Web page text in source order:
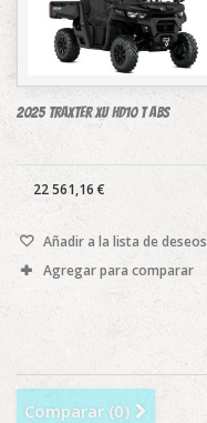
2025 Traxter XU HD10 T ABS
22 561,16 €
Añadir a la lista de deseos
Agregar para comparar
Comparar (0)